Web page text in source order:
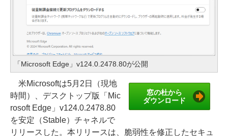
「Microsoft Edge」v124.0.2478.80が公開
窓の杜から
ダウンロード
米Microsoftは5月2日（現地
時間）、デスクトップ版「Mic
rosoft Edge」v124.0.2478.80
を安定（Stable）チャネルで
リリースした。本リリースは、脆弱性を修正したセキュ